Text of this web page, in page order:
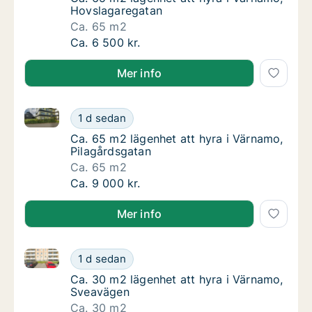
Hovslagaregatan
Ca. 65 m2
Ca. 65 m2 lägenhet att hyra i Värnamo,
Ca. 6 500 kr.
Mer info
Ca. 65 m2 lägenhet att hyra i Värnamo,
1 d sedan
Ca. 65 m2 lägenhet att hyra i Värnamo,
Ca. 65 m2 lägenhet att hyra i Värnamo,
Ca. 65 m2 lägenhet att hyra i Värnamo,
Pilagårdsgatan
Ca. 65 m2
Ca. 65 m2 lägenhet att hyra i Värnamo,
Ca. 9 000 kr.
Mer info
Ca. 30 m2 lägenhet att hyra i Värnamo,
1 d sedan
Ca. 30 m2 lägenhet att hyra i Värnamo, Sveavägen
Ca. 30 m2 lägenhet att hyra i Värnamo,
Ca. 30 m2 lägenhet att hyra i Värnamo,
Sveavägen
Ca. 30 m2